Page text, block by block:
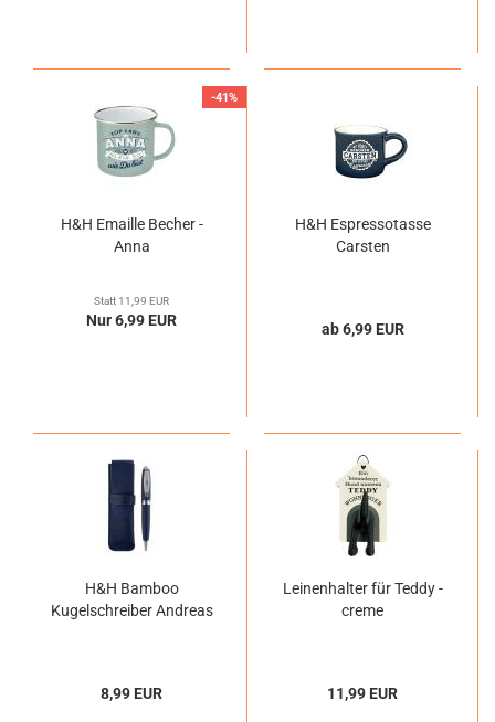
-41%
H&H Emaille Becher -
Anna
Statt 11,99 EUR
Nur 6,99 EUR
H&H Espressotasse
Carsten
ab 6,99 EUR
H&H Bamboo
Kugelschreiber Andreas
8,99 EUR
Leinenhalter für Teddy -
creme
11,99 EUR